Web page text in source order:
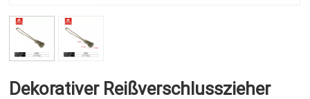
Dekorativer Reißverschlusszieher